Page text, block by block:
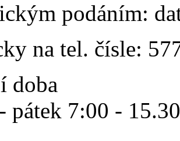
podáním:
na tel. čísle:
doba
pátek 7:00 -